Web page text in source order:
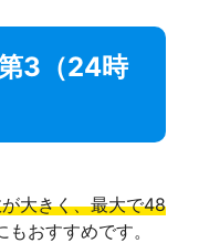
3（24時
大きく、最大で48
もおすすめです。